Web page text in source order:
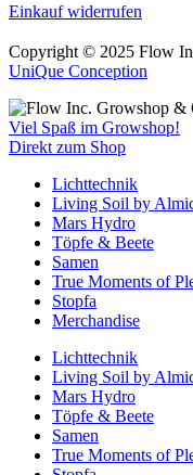
Einkauf widerrufen
Copyright © 2025 Flow
UniQue Conception
Viel Spaß im Growshop!
Direkt zum Shop
Lichttechnik
Living Soil by
Mars Hydro
Töpfe & Beete
Samen
True Moments of
Stopfa
Merchandise
Lichttechnik
Living Soil by
Mars Hydro
Töpfe & Beete
Samen
True Moments of